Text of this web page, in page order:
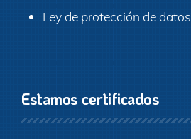
Ley de protección de datos
Estamos certificados